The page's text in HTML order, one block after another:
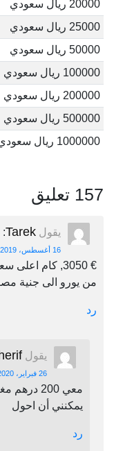
20000 ريال سعودي
25000 ريال سعودي
50000 ريال سعودي
100000 ريال سعودي
200000 ريال سعودي
500000 ريال سعودي
1000000 ريال سعودي
157 تعليق
يقول Tarek
:
16 أغسطس، 2019 الساعة 2:53 ص
€ 3050, كام اعلى سعر
من يورو الى جنية
رد
يقول
26 فبراير، 2020 الساعة 3:30 م
معي 200
يمكنني أن احول
رد